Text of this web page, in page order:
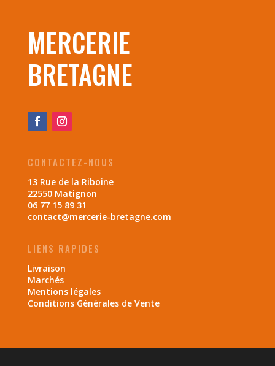
MERCERIE
BRETAGNE
CONTACTEZ-NOUS
13 Rue de la Riboine
22550 Matignon
06 77 15 89 31
contact@mercerie-bretagne.com
LIENS RAPIDES
Livraison
Marchés
Mentions légales
Conditions Générales de Vente